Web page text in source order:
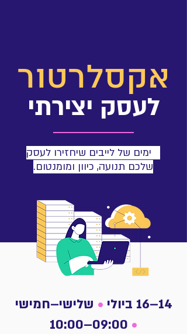
לעסק יצירתי
אקסלרטור
3 ימים של לייבים שיחזירו לעסק
שלכם תנועה, כיוון ומומנטום.
14–16 ביולי • שלישי–חמישי
•